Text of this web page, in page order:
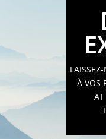
À VOS